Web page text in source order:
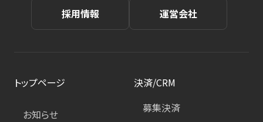
採用情報 運営会社
トップページ
お知らせ
決済/CRM
募集決済